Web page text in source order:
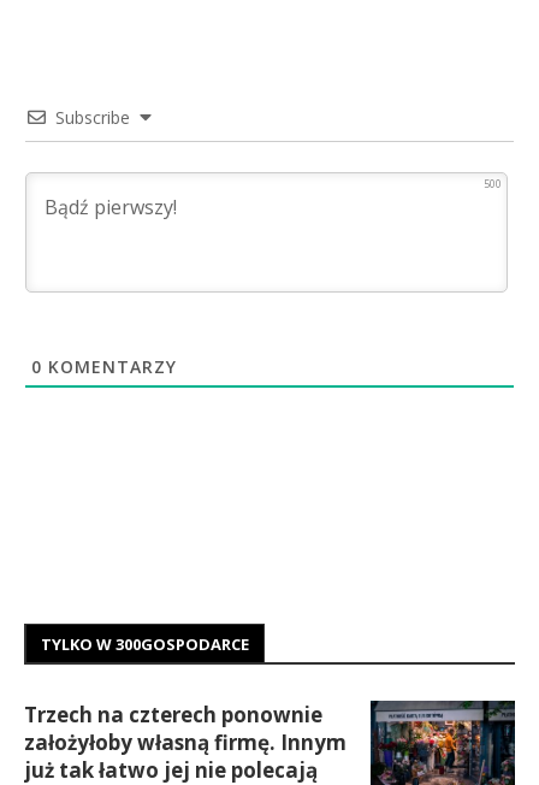
Subscribe
500
0 KOMENTARZY
TYLKO W 300GOSPODARCE
Trzech na czterech ponownie
założyłoby własną firmę. Innym
już tak łatwo jej nie polecają